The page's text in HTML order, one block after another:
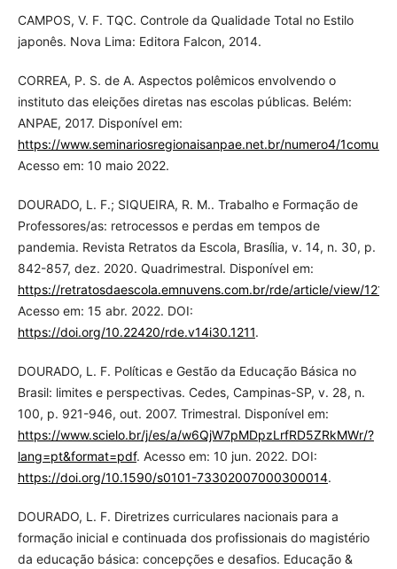
CAMPOS, V. F. TQC. Controle da Qualidade Total no Estilo
japonês. Nova Lima: Editora Falcon, 2014.
CORREA, P. S. de A. Aspectos polêmicos envolvendo o
instituto das eleições diretas nas escolas públicas. Belém:
ANPAE, 2017. Disponível em:
https://www.seminariosregionaisanpae.net.br/numero4/
Acesso em: 10 maio 2022.
DOURADO, L. F.; SIQUEIRA, R. M.. Trabalho e Formação de
Professores/as: retrocessos e perdas em tempos de
pandemia. Revista Retratos da Escola, Brasília, v. 14, n. 30, p.
842-857, dez. 2020. Quadrimestral. Disponível em:
https://retratosdaescola.emnuvens.com.br/rde/article/view/
Acesso em: 15 abr. 2022. DOI:
https://doi.org/10.22420/rde.v14i30.1211.
DOURADO, L. F. Políticas e Gestão da Educação Básica no
Brasil: limites e perspectivas. Cedes, Campinas-SP, v. 28, n.
100, p. 921-946, out. 2007. Trimestral. Disponível em:
https://www.scielo.br/j/es/a/w6QjW7pMDpzLrfRD5ZRkMWr/?
lang=pt&format=pdf. Acesso em: 10 jun. 2022. DOI:
https://doi.org/10.1590/s0101-73302007000300014.
DOURADO, L. F. Diretrizes curriculares nacionais para a
formação inicial e continuada dos profissionais do magistério
da educação básica: concepções e desafios. Educação &